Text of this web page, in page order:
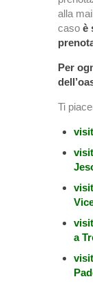
alla
caso è
Per
Ti
a